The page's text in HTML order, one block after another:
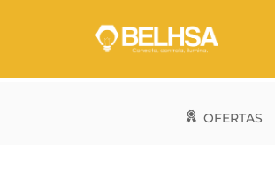
OFERTAS